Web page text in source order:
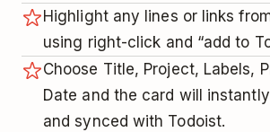
Highlight any lines or links
using right-click and “add to
Choose Title, Project, Labels,
Date and the card will
and synced with Todoist.